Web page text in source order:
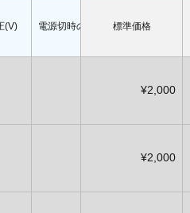
(V) 電源切時の状態 配管口の種類
標準価格
¥2,000
¥2,000